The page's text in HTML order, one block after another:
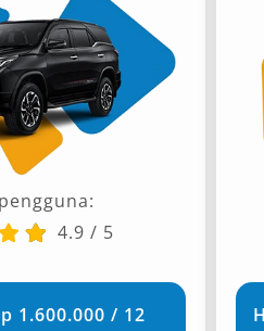
4.9 / 5
1.600.000 / 12